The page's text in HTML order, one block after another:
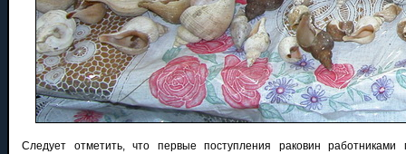
Следует отметить, что первые поступления раковин